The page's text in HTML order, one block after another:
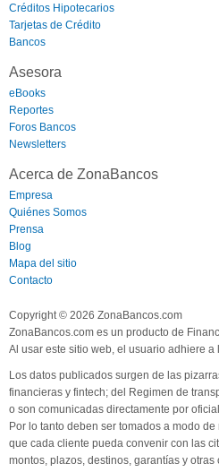
Créditos Hipotecarios
Tarjetas de Crédito
Bancos
Asesora
eBooks
Reportes
Foros Bancos
Newsletters
Acerca de ZonaBancos
Empresa
Quiénes Somos
Prensa
Blog
Mapa del sitio
Contacto
Copyright © 2026 ZonaBancos.com
ZonaBancos.com es un producto de
Al usar este sitio web, el usuario adhiere a
Los datos publicados surgen de las
financieras y fintech; del Regimen de
o son comunicadas directamente por
Por lo tanto deben ser tomados a modo
que cada cliente pueda convenir con las
montos, plazos, destinos, garantías y otras